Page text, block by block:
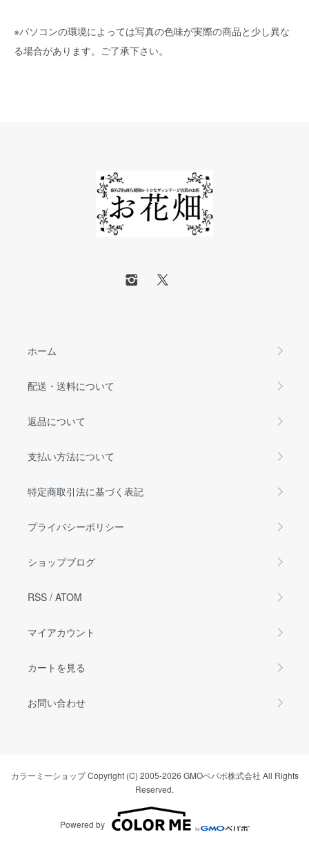
※パソコンの環境によっては写真の色味が実際の商品と少し異な
る場合があります。ご了承下さい。
ホーム
配送・送料について
返品について
支払い方法について
特定商取引法に基づく表記
プライバシーポリシー
ショップブログ
RSS / ATOM
マイアカウント
カートを見る
お問い合わせ
カラーミーショップCopyright (C) 2005-2026 GMOペパボ株式会社 All Rights
Reserved.
Powered by